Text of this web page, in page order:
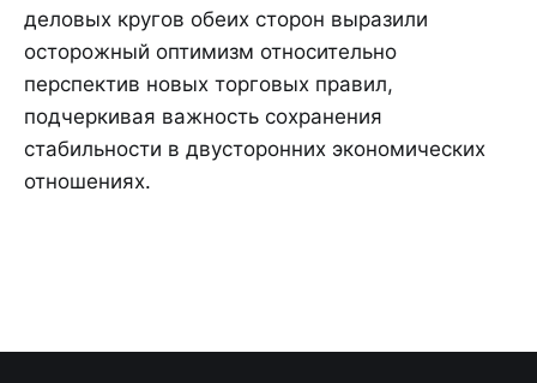
деловых кругов обеих сторон выразили
осторожный оптимизм относительно
перспектив новых торговых правил,
подчеркивая важность сохранения
стабильности в двусторонних экономических
отношениях.